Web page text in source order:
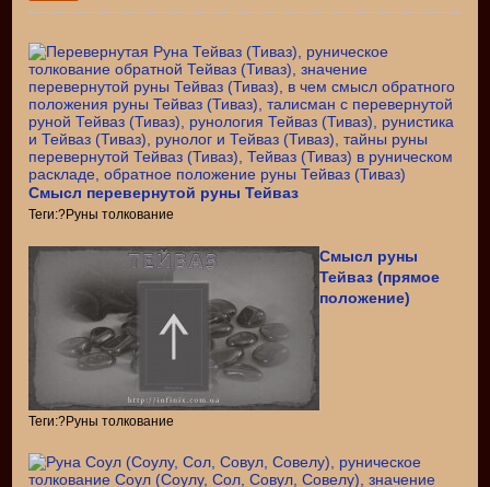
Смысл перевернутой руны Тейваз
Теги:?Руны толкование
Смысл руны
Тейваз (прямое
положение)
Теги:?Руны толкование